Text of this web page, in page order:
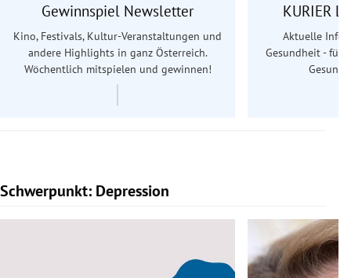
Gewinnspiel Newsletter
Kino, Festivals, Kultur-Veranstaltungen und
andere Highlights in ganz Österreich.
Wöchentlich mitspielen und gewinnen!
KURIER
Aktuelle
Gesundheit - für
Schwerpunkt: Depression
Slide 1 von 5